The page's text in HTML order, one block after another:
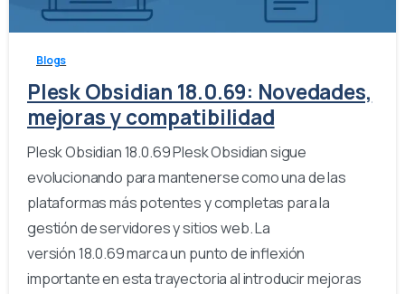
Blogs
Plesk Obsidian 18.0.69: Novedades,
mejoras y compatibilidad
Plesk Obsidian 18.0.69 Plesk Obsidian sigue
evolucionando para mantenerse como una de las
plataformas más potentes y completas para la
gestión de servidores y sitios web. La
versión 18.0.69 marca un punto de inflexión
importante en esta trayectoria al introducir mejoras